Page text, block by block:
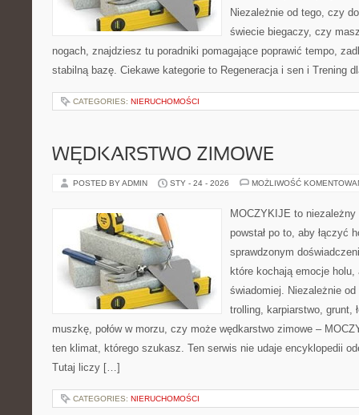
Niezależnie od tego, czy
świecie biegaczy, czy
nogach, znajdziesz tu poradniki pomagające poprawić tempo,
stabilną bazę. Ciekawe kategorie to Regeneracja i sen i Trening
CATEGORIES: NIERUCHOMOŚCI
WĘDKARSTWO ZIMOWE
POSTED BY ADMIN STY - 24 - 2026 MOŻLIWOŚĆ
MOCZYKIJE to
powstał po to, aby łączyć
sprawdzonym
które kochają emocje
świadomiej. Niezależnie
trolling, karpiarstwo, grunt,
muszkę, połów w morzu, czy może wędkarstwo zimowe –
ten klimat, którego szukasz. Ten serwis nie udaje encyklopedii
Tutaj liczy […]
CATEGORIES: NIERUCHOMOŚCI